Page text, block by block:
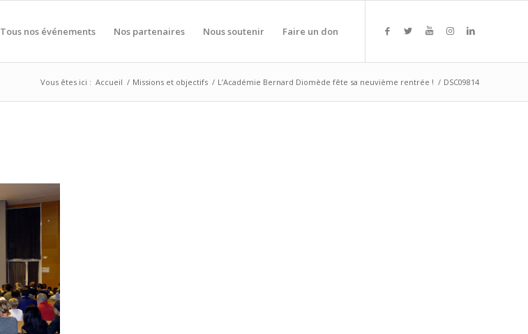
Tous nos événements Nos partenaires Nous soutenir Faire un don
Vous êtes ici : Accueil / Missions et objectifs / L’Académie Bernard Diomède fête sa neuvième rentrée ! / DSC09814